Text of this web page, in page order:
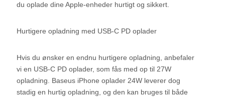
du oplade dine Apple-enheder hurtigt og sikkert.
Hurtigere opladning med USB-C PD oplader
Hvis du ønsker en endnu hurtigere opladning, anbefaler
vi en USB-C PD oplader, som fås med op til 27W
opladning. Baseus iPhone oplader 24W leverer dog
stadig en hurtig opladning, og den kan bruges til både